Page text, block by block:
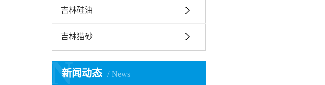
吉林硅油
吉林猫砂
新闻动态 News
N